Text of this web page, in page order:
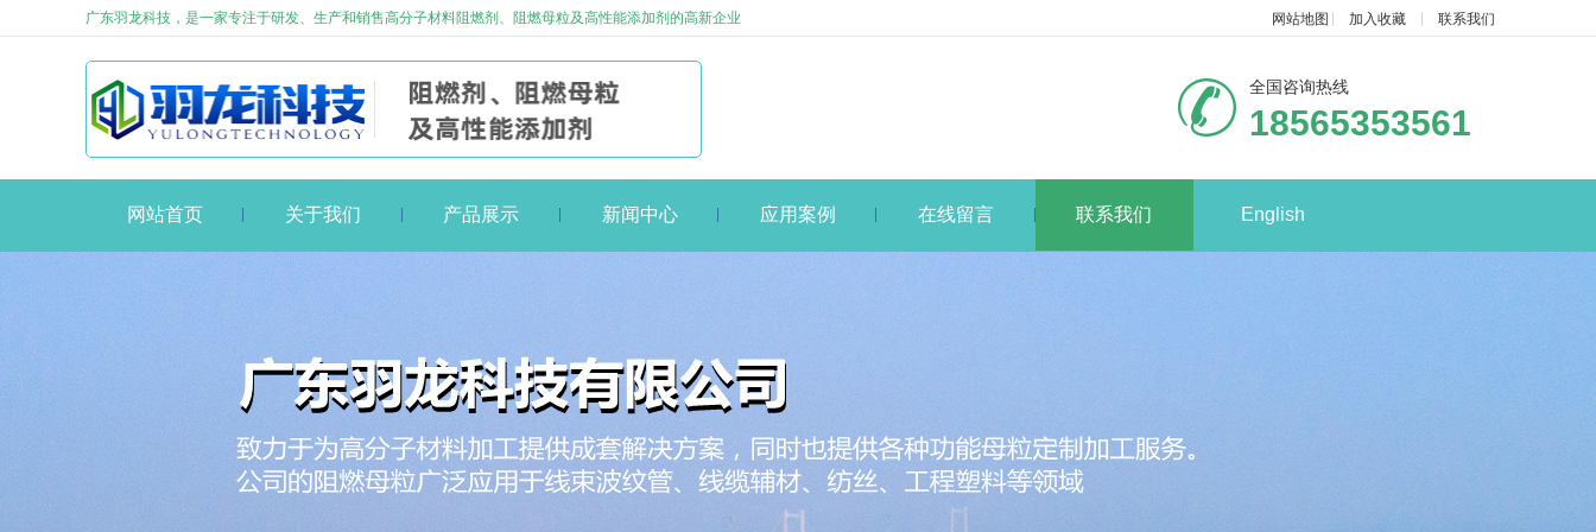
广东羽龙科技，是一家专注于研发、生产和销售高分子材料阻燃剂、阻燃母粒及高性能添加剂的高新企业 网站地图 加入收藏 联系我们
全国咨询热线
18565353561
网站首页 关于我们 产品展示 新闻中心 应用案例 在线留言 联系我们 English